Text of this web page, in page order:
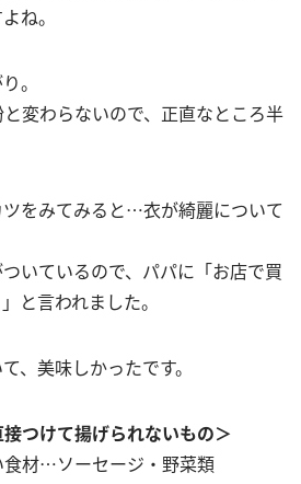
ね。
。
変わらないので、正直なところ半
をみてみると…衣が綺麗について
いているので、パパに「お店で買
と言われました。
、美味しかったです。
つけて揚げられないもの＞
食材…ソーセージ・野菜類